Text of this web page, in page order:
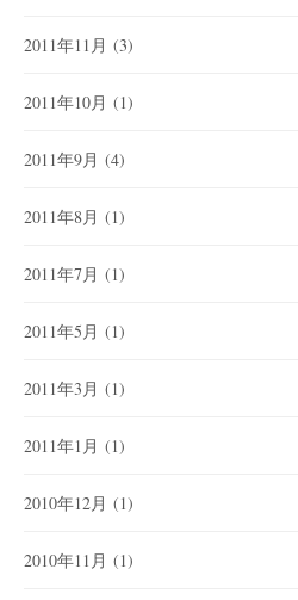
2011年11月 (3)
2011年10月 (1)
2011年9月 (4)
2011年8月 (1)
2011年7月 (1)
2011年5月 (1)
2011年3月 (1)
2011年1月 (1)
2010年12月 (1)
2010年11月 (1)